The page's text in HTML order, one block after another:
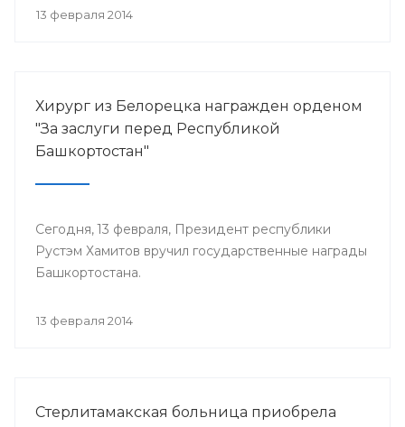
федеральной казны в виде субсидий на
13 февраля 2014
Хирург из Белорецка награжден орденом
"За заслуги перед Республикой
Башкортостан"
Сегодня, 13 февраля, Президент республики
Рустэм Хамитов вручил государственные награды
Башкортостана.
13 февраля 2014
Стерлитамакская больница приобрела